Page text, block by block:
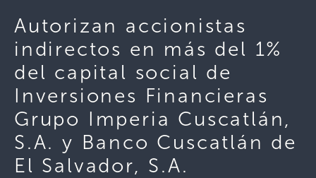
Autorizan accionistas
indirectos en más del 1%
del capital social de
Inversiones Financieras
Grupo Imperia Cuscatlán,
S.A. y Banco Cuscatlán de
El Salvador, S.A.